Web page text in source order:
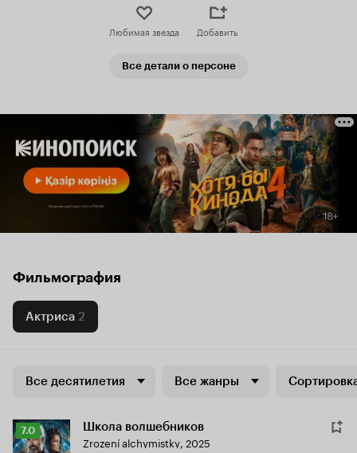
Любимая звезда Добавить
Все детали о персоне
Фильмография
Актриса 2
Все десятилетия Все жанры
Рейтинг
Кинопоиска
7.0 Школа волшебников
Zrození alchymistky, 2025